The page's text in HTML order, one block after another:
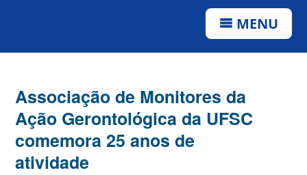
MENU
Associação de Monitores da
Ação Gerontológica da UFSC
comemora 25 anos de
atividade